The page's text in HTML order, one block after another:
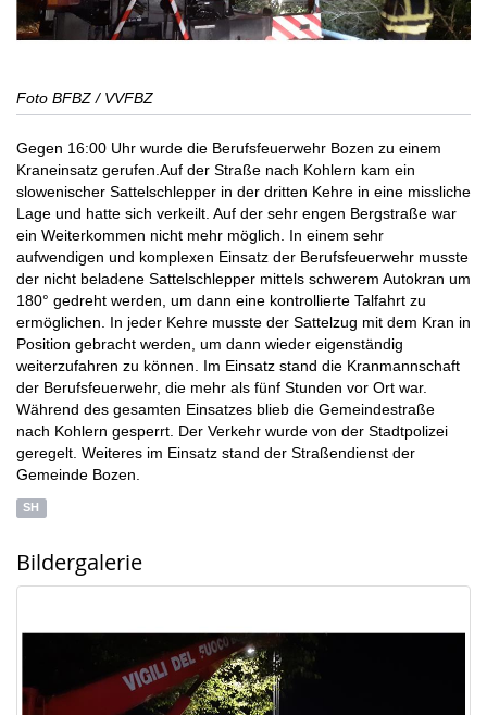
Foto BFBZ / VVFBZ
Gegen 16:00 Uhr wurde die Berufsfeuerwehr Bozen zu einem
Kraneinsatz gerufen.Auf der Straße nach Kohlern kam ein
slowenischer Sattelschlepper in der dritten Kehre in eine missliche
Lage und hatte sich verkeilt. Auf der sehr engen Bergstraße war
ein Weiterkommen nicht mehr möglich. In einem sehr
aufwendigen und komplexen Einsatz der Berufsfeuerwehr musste
der nicht beladene Sattelschlepper mittels schwerem Autokran um
180° gedreht werden, um dann eine kontrollierte Talfahrt zu
ermöglichen. In jeder Kehre musste der Sattelzug mit dem Kran in
Position gebracht werden, um dann wieder eigenständig
weiterzufahren zu können. Im Einsatz stand die Kranmannschaft
der Berufsfeuerwehr, die mehr als fünf Stunden vor Ort war.
Während des gesamten Einsatzes blieb die Gemeindestraße
nach Kohlern gesperrt. Der Verkehr wurde von der Stadtpolizei
geregelt. Weiteres im Einsatz stand der Straßendienst der
Gemeinde Bozen.
SH
Bildergalerie